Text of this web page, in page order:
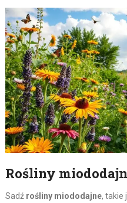
Rośliny
Sadź rośliny miododajne, takie